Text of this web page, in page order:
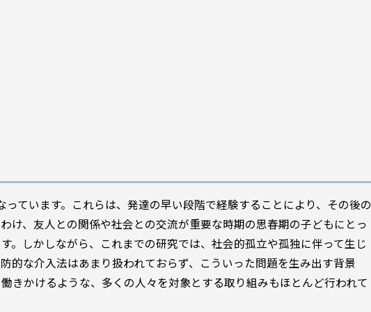
ています。これらは、発達の早い段階で経験することにより、その後の
け、友人との関係や社会との交流が重要な時期の思春期の子どもにとっ
。しかしながら、これまでの研究では、社会的孤立や孤独に伴って生じ
的な介入法はあまり扱われておらず、こういった問題を生み出す背景
きかけるような、多くの人々を対象とする取り組みもほとんど行われて